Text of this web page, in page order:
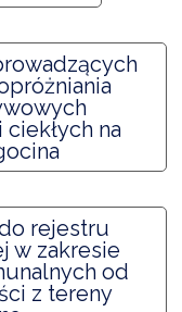
na
rejestru
w zakresie
od
z tereny